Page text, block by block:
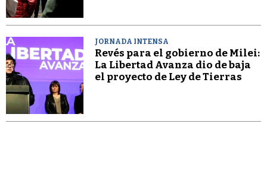
JORNADA INTENSA
Revés para el gobierno de Milei:
La Libertad Avanza dio de baja
el proyecto de Ley de Tierras